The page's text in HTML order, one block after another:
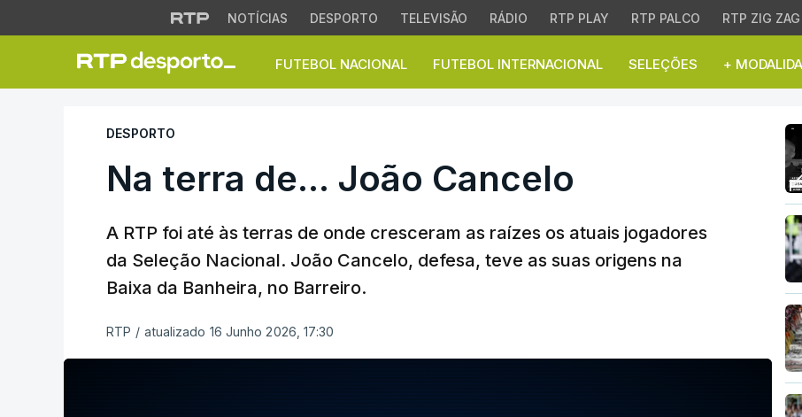
NOTÍCIAS DESPORTO TELEVISÃO RÁDIO RTP PLAY RTP PALCO RTP ZIG ZAG
FUTEBOL NACIONAL FUTEBOL INTERNACIONAL SELEÇÕES +
Na terra de... João Cancelo
DESPORTO
Na terra de... João Cancelo
A RTP foi até às terras de onde cresceram as raízes os atuais jogadores
da Seleção Nacional. João Cancelo, defesa, teve as suas origens na
Baixa da Banheira, no Barreiro.
RTP / atualizado 16 Junho 2026, 17:30